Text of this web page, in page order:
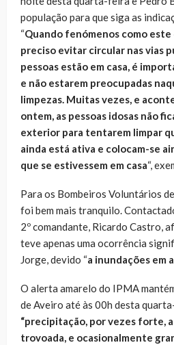
população para que siga as
“Quando fenómenos como
preciso evitar circular nas vias
pessoas estão em casa, é
e não estarem preocupadas
limpezas. Muitas vezes, e
ontem, as pessoas idosas não
exterior para tentarem limpar
ainda está ativa e colocam-se
que se estivessem em casa“,
Para os Bombeiros Voluntários
foi bem mais tranquilo.
2º comandante, Ricardo Castro,
teve apenas uma ocorrência
Jorge, devido “a inundações em
O alerta amarelo do IPMA
de Aveiro até às 00h desta
“precipitação, por vezes forte,
trovoada, e ocasionalmente